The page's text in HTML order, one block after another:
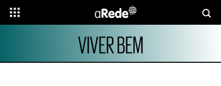
VIVER BEM